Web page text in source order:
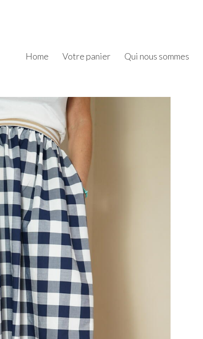
Home Votre panier Qui nous sommes